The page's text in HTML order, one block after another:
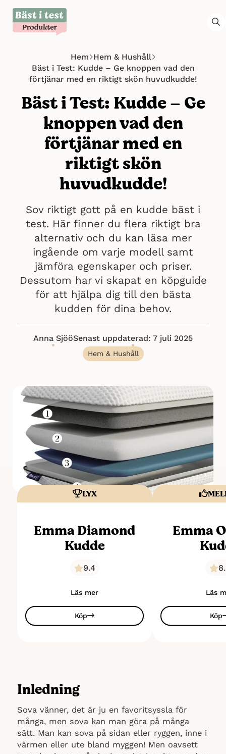
Hem Hem & Hushåll
Bäst i Test: Kudde – Ge knoppen vad den
förtjänar med en riktigt skön huvudkudde!
Bäst i Test: Kudde – Ge
knoppen vad den
förtjänar med en
riktigt skön
huvudkudde!
Sov riktigt gott på en kudde bäst i
test. Här finner du flera riktigt bra
alternativ och du kan läsa mer
ingående om varje modell samt
jämföra egenskaper och priser.
Dessutom har vi skapat en köpguide
för att hjälpa dig till den bästa
kudden för dina behov.
Anna SjööSenast uppdaterad: 7 juli 2025
Hem & Hushåll
LYX
Emma Diamond
Kudde
9.4
Läs mer
Köp
Emma
Läs
Köp
Inledning
Sova vänner, det är ju en favoritsyssla för
många, men sova kan man göra på många
sätt. Man kan sova på sidan eller ryggen, inne i
värmen eller ute bland myggen! Men oavsett